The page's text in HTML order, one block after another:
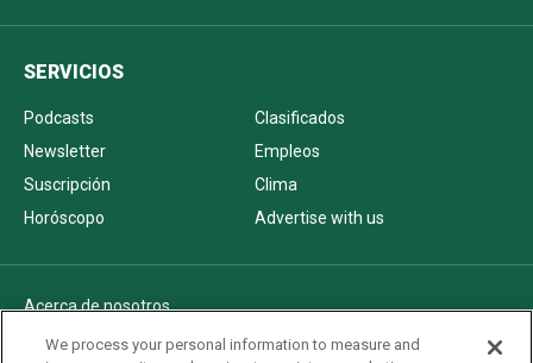
SERVICIOS
Podcasts
Clasificados
Newsletter
Empleos
Suscripción
Clima
Horóscopo
Advertise with us
Acerca de nosotros
Politica de privacidad
We process your personal information to measure and